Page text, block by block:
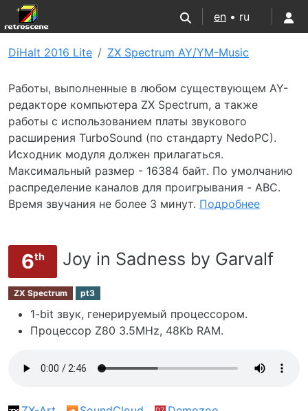
en • ru
DiHalt 2016 Lite ZX Spectrum AY/YM-Music
Работы, выполненные в любом существующем AY-
редакторе компьютера ZX Spectrum, а также
работы с использованием платы звукового
расширения TurboSound (по стандарту NedoPC).
Исходник модуля должен прилагаться.
Максимальный размер - 16384 байт. По умолчанию
распределение каналов для проигрывания - ABC.
Время звучания не более 3 минут. Подробнее
6th Joy in Sadness by Garvalf
ZX Spectrum pt3
1-bit звук, генерируемый процессором.
Процессор Z80 3.5MHz, 48Kb RAM.